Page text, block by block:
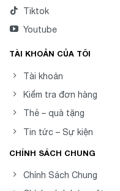
Tiktok
Youtube
TÀI KHOẢN CỦA TÔI
Tài khoản
Kiểm tra đơn hàng
Thẻ – quà tặng
Tin tức – Sự kiện
CHÍNH SÁCH CHUNG
Chính Sách Chung